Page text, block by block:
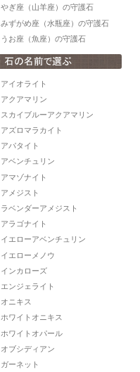
やぎ座（山羊座）の守護石
みずがめ座（水瓶座）の守護石
うお座（魚座）の守護石
アイオライト
アクアマリン
スカイブルーアクアマリン
アズロマラカイト
アパタイト
アベンチュリン
アマゾナイト
アメジスト
ラベンダーアメジスト
アラゴナイト
イエローアベンチュリン
イエローメノウ
インカローズ
エンジェライト
オニキス
ホワイトオニキス
ホワイトオパール
オブシディアン
ガーネット